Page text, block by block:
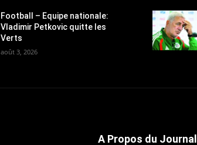
Football – Equipe nationale:
Vladimir Petkovic quitte les
Verts
août 3, 2026
A Propos du Journal